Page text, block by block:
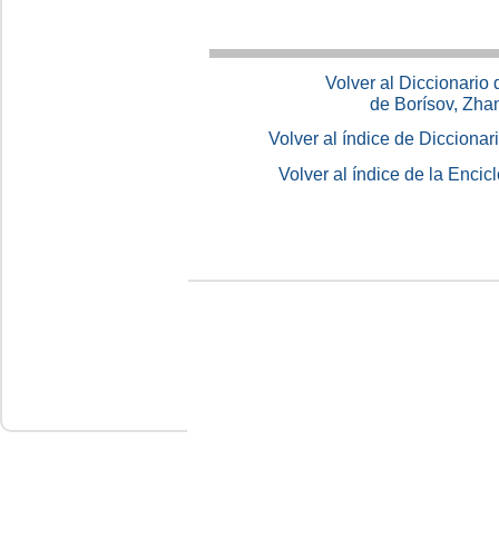
Volver al Diccionario
de Borísov,
Volver al índice de
Volver al índice de la